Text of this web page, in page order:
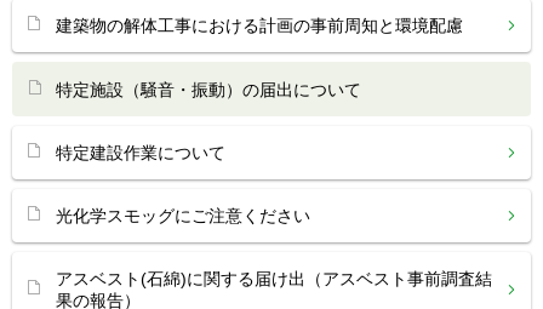
建築物の解体工事における計画の事前周知と環境配慮
特定施設（騒音・振動）の届出について
特定建設作業について
光化学スモッグにご注意ください
アスベスト(石綿)に関する届け出（アスベスト事前調査結
果の報告）